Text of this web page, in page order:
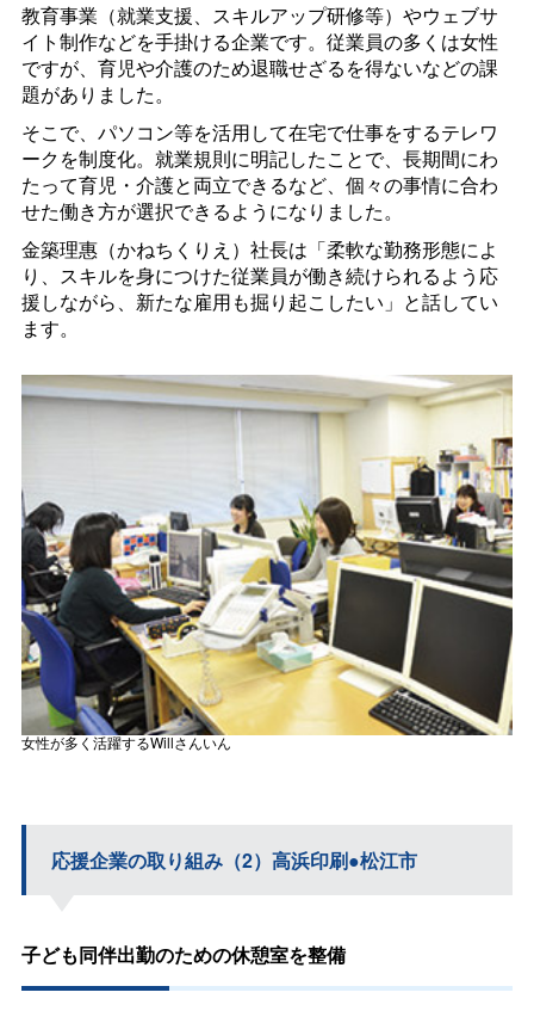
教育事業（就業支援、スキルアップ研修等）やウェブサ
イト制作などを手掛ける企業です。従業員の多くは女性
ですが、育児や介護のため退職せざるを得ないなどの課
題がありました。
そこで、パソコン等を活用して在宅で仕事をするテレワ
ークを制度化。就業規則に明記したことで、長期間にわ
たって育児・介護と両立できるなど、個々の事情に合わ
せた働き方が選択できるようになりました。
金築理惠（かねちくりえ）社長は「柔軟な勤務形態によ
り、スキルを身につけた従業員が働き続けられるよう応
援しながら、新たな雇用も掘り起こしたい」と話してい
ます。
女性が多く活躍するWillさんいん
応援企業の取り組み（2）高浜印刷●松江市
子ども同伴出勤のための休憩室を整備